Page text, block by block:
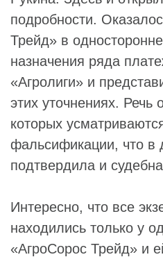
подробности.
Трейд» в
назначения ряда
«Агролиги» и
этих уточнениях. Речь
которых
фальсификации, что в
подтвердила и
Интересно, что все
находились только у
«АгроСорос Трейд» и